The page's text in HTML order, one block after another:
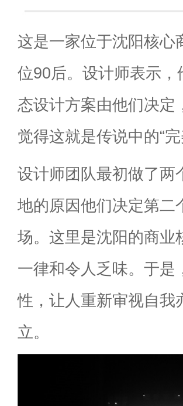
这是一家位于沈阳核心
位90后。设计师表示
态设计方案由他们决定
觉得这就是传说中的“完
设计师团队最初做了两
地的原因他们决定第二
场。这里是沈阳的商业
一律和令人乏味。于是
性，让人重新审视自我
立。